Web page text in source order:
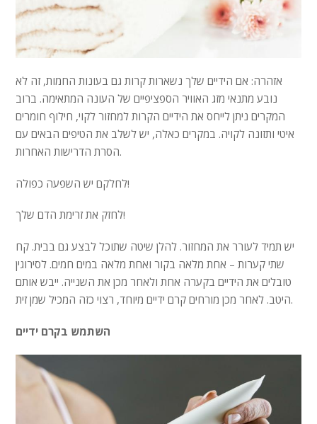
אזהרה: אם הידיים שלך נשארות קרות גם בעונות החמות, זה לא
נובע מתנאי מזג האוויר הספציפיים של העונה המתאימה. ברוב
המקרים ניתן לייחס את הידיים הקרות למחזור לקוי, חילוף חומרים
איטי ותזונה לקויה. במקרים כאלה, יש לשלב את הטיפים הבאים עם
הסרת הדרישות האחרות.
לחלקם יש השפעה כפולה!
לחזק את זרימת הדם שלך!
יש תמיד לעורר את המחזור. להלן שיטה שתוכל לבצע גם בבית. קח
שתי קערות – אחת מלאה בקור ואחת מלאה במים חמים. לסירוגין
טובלים את הידיים בקערה אחת ולאחר מכן את השנייה. ייבש אותם
היטב. לאחר מכן מורחים קרם ידיים מיוחד, רצוי כזה המכיל שמן זית.
השתמש בקרם ידיים